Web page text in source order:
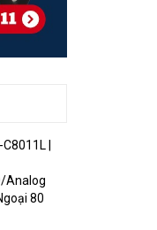
|
Analog
80